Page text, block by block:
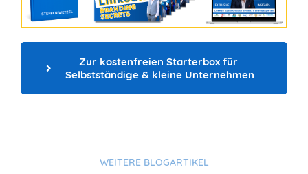
Zur kostenfreien Starterbox für
Selbstständige & kleine Unternehmen
WEITERE BLOGARTIKEL